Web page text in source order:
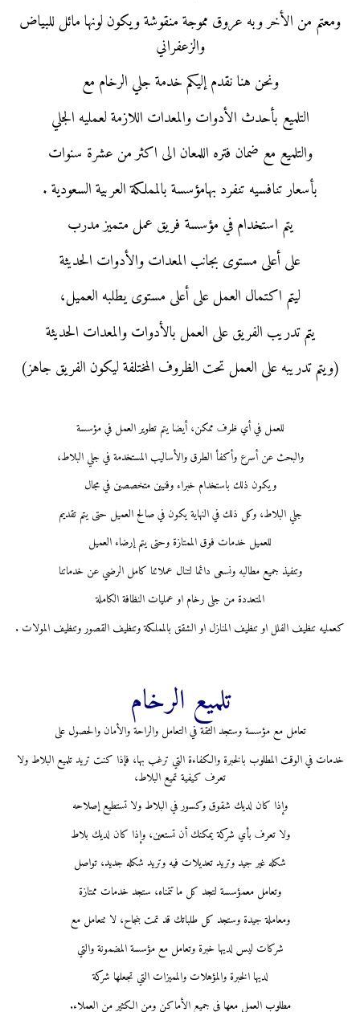
ومعتم من الأخر وبه عروق مموجة منقوشة ويكون لونها مائل للبياض
والزعفراني
ونحن هنا نقدم إليكم خدمة جلي الرخام مع
التلميع بأحدث الأدوات والمعدات اللازمة لعمليه الجلي
والتلميع مع ضمان فتره اللمعان الى اكثر من عشرة سنوات
بأسعار تنافسيه تنفرد بهامؤسسة بالمملكة العربية السعودية .
يتم استخدام في مؤسسة فريق عمل متميز مدرب
على أعلى مستوى بجانب المعدات والأدوات الحديثة
ليتم اكتمال العمل على أعلى مستوى يطلبه العميل،
يتم تدريب الفريق على العمل بالأدوات والمعدات الحديثة
(ويتم تدريبه على العمل تحت الظروف المختلفة ليكون الفريق جاهز)
للعمل في أي ظرف ممكن، أيضا يتم تطوير العمل في مؤسسة
والبحث عن أسرع وأكفأ الطرق والأساليب المستخدمة في جلي البلاط،
ويكون ذلك باستخدام خبراء وفنيين متخصصين في مجال
جلي البلاط،وكل ذلك في النهاية يكون في صالح العميل حتى يتم تقديم
للعميل خدمات فوق الممتازة وحتى يتم إرضاء العميل
وتنفيذ جميع مطالبه ونسعى دائما لتنال عملائنا كامل الرضي عن خدماتنا
المتعددة من جلى رخام او عمليات النظافة الكاملة
كعمليه تنظيف الفلل او تنظيف المنازل او الشقق بالمملكة وتنظيف القصور وتنظيف المولات .
تلميع الرخام
تعامل مع مؤسسة وستجد الثقة في التعامل والراحة والأمان والحصول على
خدمات في الوقت المطلوب بالخبرة والكفاءة التي ترغب بها، فإذا كنت تريد تلميع البلاط ولا
تعرف كيفية تميع البلاط،
وإذا كان لديك شقوق وكسور في البلاط ولا تستطيع إصلاحه
ولا تعرف بأي شركة يمكنك أن تستعين، وإذا كان لديك بلاط
شكله غير جيد وتريد تعديلات فيه وتريد شكله جديد، تواصل
وتعامل معمؤسسة لتجد كل ما تتمناه، ستجد خدمات ممتازة
ومعاملة جيدة وستجد كل طلباتك قد تمت بنجاح، لا تتعامل مع
شركات ليس لديها خبرة وتعامل مع مؤسسة المضمونة والتي
لديها الخبرة والمؤهلات والمميزات التي تجعلها شركة
مطلوب العمل معها في جميع الأماكن ومن الكثير من العملاء.